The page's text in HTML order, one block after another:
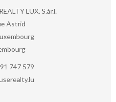
LUX. S.àr.l.
Astrid
747 579